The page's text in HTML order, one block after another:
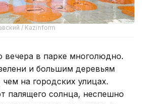
/ Kazinform
вечера в парке многолюдно.
и большим деревьям
на городских улицах.
палящего солнца, неспешно